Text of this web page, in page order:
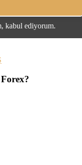
kabul ediyorum.